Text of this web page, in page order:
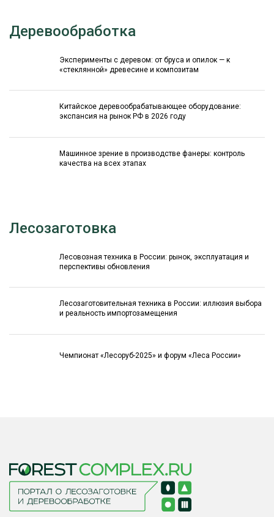
Деревообработка
Эксперименты с деревом: от бруса и опилок — к
«стеклянной» древесине и композитам
Китайское деревообрабатывающее оборудование:
экспансия на рынок РФ в 2026 году
Машинное зрение в производстве фанеры: контроль
качества на всех этапах
Лесозаготовка
Лесовозная техника в России: рынок, эксплуатация и
перспективы обновления
Лесозаготовительная техника в России: иллюзия выбора
и реальность импортозамещения
Чемпионат «Лесоруб-2025» и форум «Леса России»